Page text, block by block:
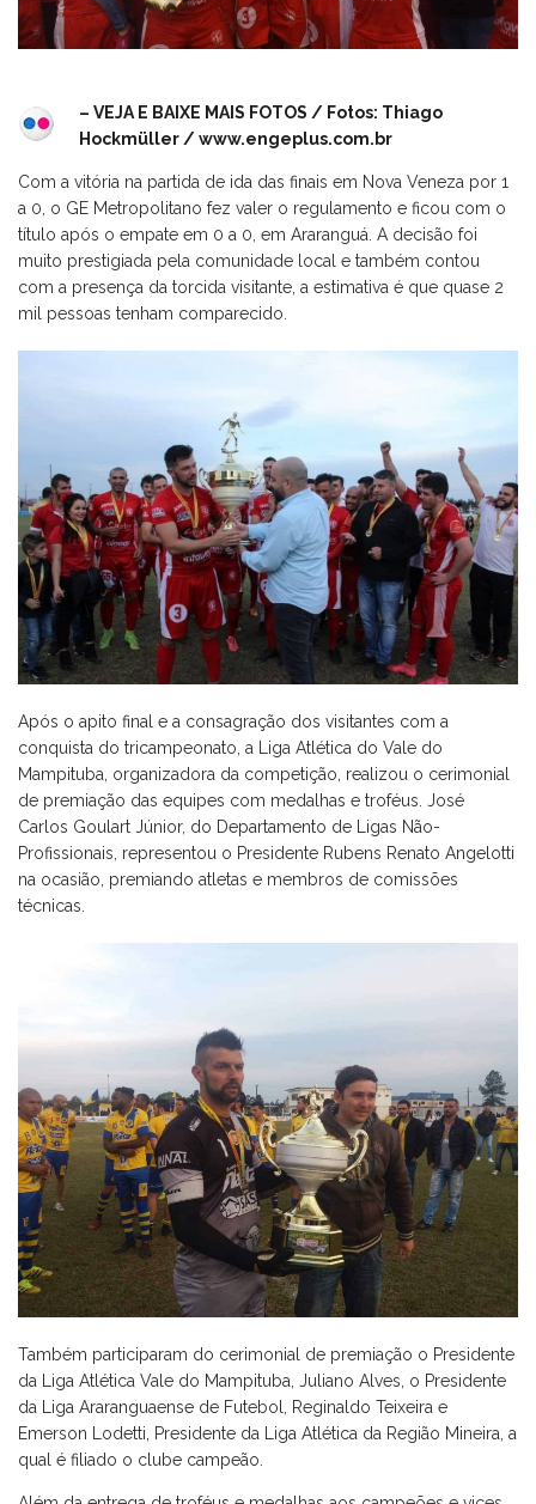
– VEJA E BAIXE MAIS FOTOS / Fotos: Thiago
Hockmüller / www.engeplus.com.br
Com a vitória na partida de ida das finais em Nova Veneza por 1
a 0, o GE Metropolitano fez valer o regulamento e ficou com o
título após o empate em 0 a 0, em Araranguá. A decisão foi
muito prestigiada pela comunidade local e também contou
com a presença da torcida visitante, a estimativa é que quase 2
mil pessoas tenham comparecido.
Após o apito final e a consagração dos visitantes com a
conquista do tricampeonato, a Liga Atlética do Vale do
Mampituba, organizadora da competição, realizou o cerimonial
de premiação das equipes com medalhas e troféus. José
Carlos Goulart Júnior, do Departamento de Ligas Não-
Profissionais, representou o Presidente Rubens Renato Angelotti
na ocasião, premiando atletas e membros de comissões
técnicas.
Também participaram do cerimonial de premiação o Presidente
da Liga Atlética Vale do Mampituba, Juliano Alves, o Presidente
da Liga Araranguaense de Futebol, Reginaldo Teixeira e
Emerson Lodetti, Presidente da Liga Atlética da Região Mineira, a
qual é filiado o clube campeão.